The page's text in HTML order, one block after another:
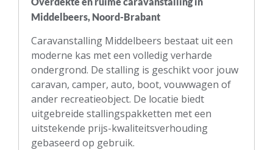
Middelbeers, Noord-Brabant
Caravanstalling Middelbeers bestaat uit een
moderne kas met een volledig verharde
ondergrond. De stalling is geschikt voor jouw
caravan, camper, auto, boot, vouwwagen of
ander recreatieobject. De locatie biedt
uitgebreide stallingspakketten met een
uitstekende prijs-kwaliteitsverhouding
gebaseerd op gebruik.